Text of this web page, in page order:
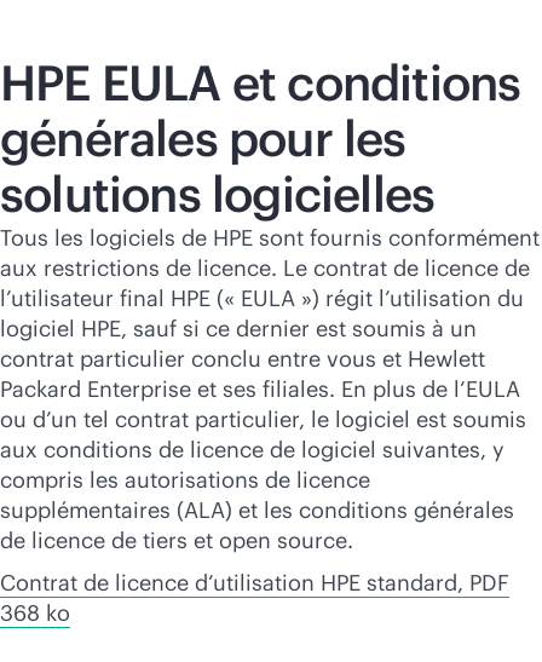
HPE EULA et conditions
générales pour les
solutions logicielles
Tous les logiciels de HPE sont fournis conformément
aux restrictions de licence. Le contrat de licence de
l’utilisateur final HPE (« EULA ») régit l’utilisation du
logiciel HPE, sauf si ce dernier est soumis à un
contrat particulier conclu entre vous et Hewlett
Packard Enterprise et ses filiales. En plus de l’EULA
ou d’un tel contrat particulier, le logiciel est soumis
aux conditions de licence de logiciel suivantes, y
compris les autorisations de licence
supplémentaires (ALA) et les conditions générales
de licence de tiers et open source.
Contrat de licence d’utilisation HPE standard, PDF
368 ko